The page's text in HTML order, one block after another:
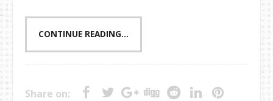
CONTINUE READING...
Share on: